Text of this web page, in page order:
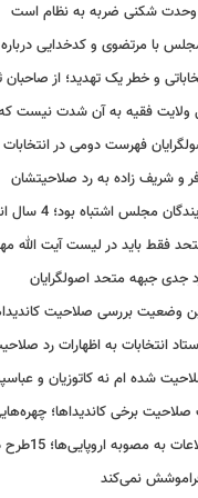
وحدت شکنی ضربه به نظام است
با مرتضوی و کدخدایی درباره
و خطر یک تهدید؛ از
فقیه به آن شدت نیست که 11 روز خانه نشینی
فهرست دومی در
و شریف زاده به رد صلاحیتشان
اشتباه بود؛ 4 سال انتظار برای یک طرح
فقط باید در لیست آیت الله
بررسی صلاحیت کاندیداها؛
انتخابات به اظهارات رد
شده ام نه کاتوزیان و
برخی کاندیداها؛
اروپایی‌ها؛ 15طرح دشمن در آستانه انتخابات
نمی‌کند